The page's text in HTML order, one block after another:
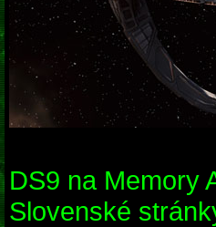
DS9 na Memory
Slovenské